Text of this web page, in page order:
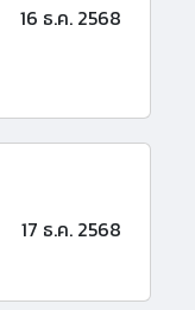
16 ธ.ค. 2568
17 ธ.ค. 2568